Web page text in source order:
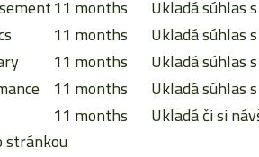
11 months
Ukladá súhlas
11 months
Ukladá súhlas
11 months
Ukladá súhlas
11 months
Ukladá súhlas
11 months
Ukladá či si
stránkou